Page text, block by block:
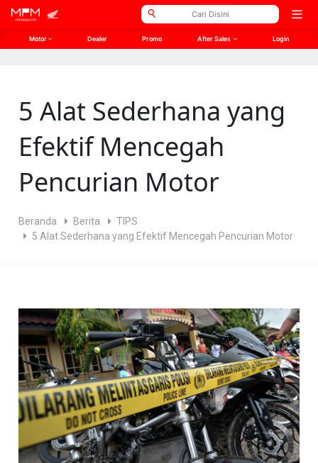
// Open Graph Meta // Twitter Meta
Open
Motor Dealer Promo After Sales Login
5 Alat Sederhana yang
Efektif Mencegah
Pencurian Motor
Beranda Berita
TIPS
5 Alat Sederhana yang Efektif Mencegah Pencurian Motor